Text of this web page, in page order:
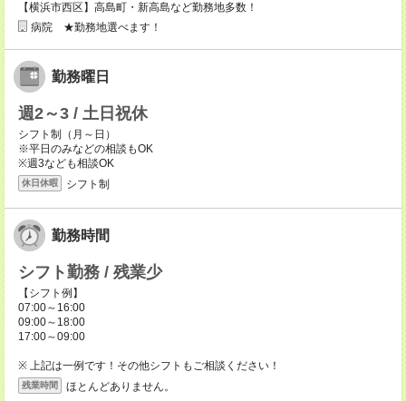
【横浜市西区】高島町・新高島など勤務地多数！
病院 ★勤務地選べます！
勤務曜日
週2～3 / 土日祝休
シフト制（月～日）
※平日のみなどの相談もOK
※週3なども相談OK
休日休暇 シフト制
勤務時間
シフト勤務 / 残業少
【シフト例】
07:00～16:00
09:00～18:00
17:00～09:00
※ 上記は一例です！その他シフトもご相談ください！
残業時間 ほとんどありません。